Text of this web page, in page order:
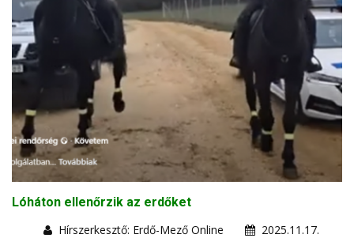
Lóháton ellenőrzik az erdőket
Hírszerkesztő: Erdő-Mező Online
2025.11.17.